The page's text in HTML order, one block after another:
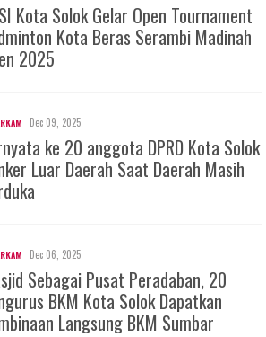
Kota Solok Gelar Open Tournament
Kota Beras Serambi Madinah
2025
Dec 09, 2025
ke 20 anggota DPRD Kota Solok
Luar Daerah Saat Daerah Masih
Dec 06, 2025
Sebagai Pusat Peradaban, 20
BKM Kota Solok Dapatkan
Langsung BKM Sumbar